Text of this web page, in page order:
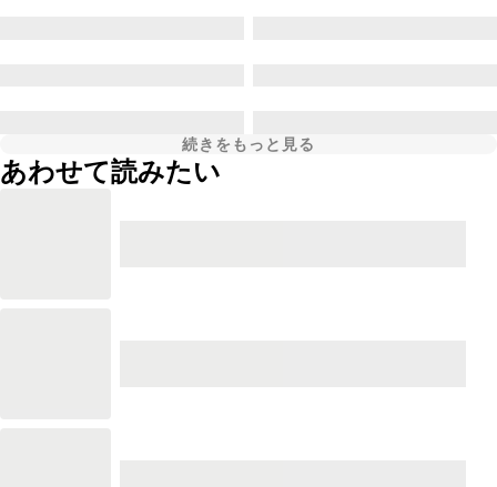
続きをもっと見る
あわせて読みたい